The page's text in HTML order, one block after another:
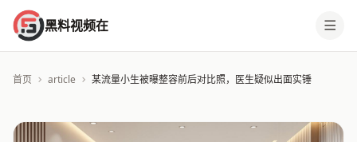
黑料视频在
首页 article 某流量小生被曝整容前后对比照，医生疑似出面实锤